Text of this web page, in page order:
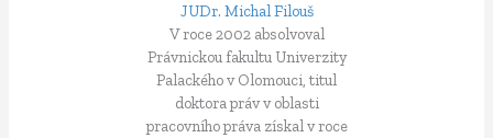
JUDr. Michal Filouš
V roce 2002 absolvoval
Právnickou fakultu Univerzity
Palackého v Olomouci, titul
doktora práv v oblasti
pracovního práva získal v roce